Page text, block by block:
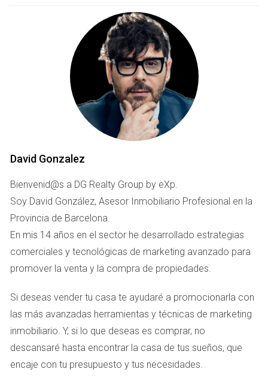
Un estilo de vida saludable
El clima y la configuración urbana de Barcelona promueven
un estilo de vida activo y saludable. Las personas suelen
desplazarse en bicicleta o a pie, gracias a la abundancia de
carriles bici y áreas peatonales.
Además, la ciudad cuenta con mercados locales como La
encontrar productos frescos y locales, ideales para una
dieta mediterránea equilibrada.
Servicios y comodidades modernas
Barcelona destaca por su infraestructura moderna y bien
organizada. Los servicios públicos, como sanidad,
educación y transporte, están diseñados para garantizar
una alta calidad de vida.
David Gonzalez
Bienvenid@s a DG Realty Group by eXp.
Soy David González, Asesor Inmobiliario Profesional en la
Provincia de Barcelona.
En mis 14 años en el sector he desarrollado estrategias
comerciales y tecnológicas de marketing avanzado para
promover la venta y la compra de propiedades.
Si deseas vender tu casa te ayudaré a promocionarla con
las más avanzadas herramientas y técnicas de marketing
inmobiliario. Y, si lo que deseas es comprar, no
descansaré hasta encontrar la casa de tus sueños, que
encaje con tu presupuesto y tus necesidades.